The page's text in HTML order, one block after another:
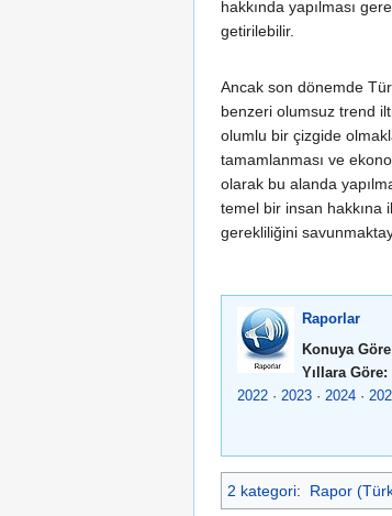
hakkında yapılması
getirilebilir.
Ancak son dönemde
benzeri olumsuz trend
olumlu bir çizgide
tamamlanması ve
olarak bu alanda
temel bir insan hakkına
gerekliliğini
Raporlar
Konuya
Yıllara Göre:
2022 · 2023 · 2024 ·
2 kategori: Rapor